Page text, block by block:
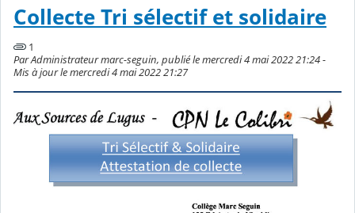
Collecte Tri sélectif et solidaire
1
Par Administrateur marc-seguin, publié le mercredi 4 mai 2022 21:24 -
Mis à jour le mercredi 4 mai 2022 21:27